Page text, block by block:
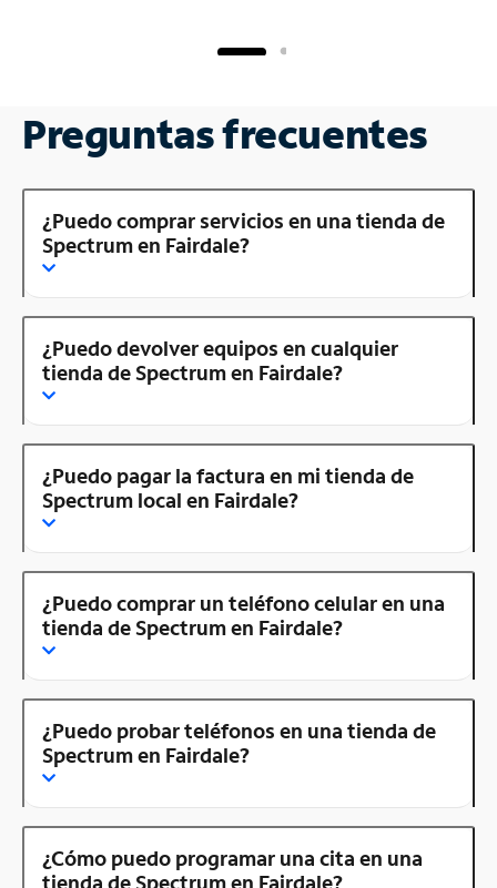
Preguntas frecuentes
¿Puedo comprar servicios en una tienda de
Spectrum en Fairdale?
¿Puedo devolver equipos en cualquier
tienda de Spectrum en Fairdale?
¿Puedo pagar la factura en mi tienda de
Spectrum local en Fairdale?
¿Puedo comprar un teléfono celular en una
tienda de Spectrum en Fairdale?
¿Puedo probar teléfonos en una tienda de
Spectrum en Fairdale?
¿Cómo puedo programar una cita en una
tienda de Spectrum en Fairdale?